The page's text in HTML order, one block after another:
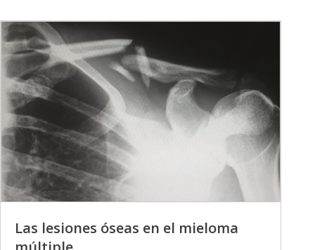
Las lesiones óseas en el mieloma